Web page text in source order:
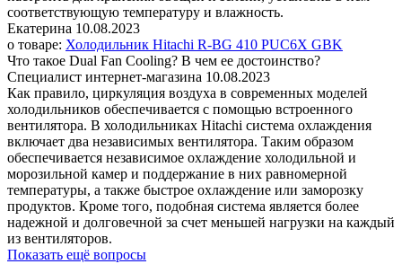
соответствующую температуру и влажность.
Екатерина 10.08.2023
о товаре: Холодильник Hitachi R-BG 410 PUC6X GBK
Что такое Dual Fan Cooling? В чем ее достоинство?
Специалист интернет-магазина 10.08.2023
Как правило, циркуляция воздуха в современных моделей
холодильников обеспечивается с помощью встроенного
вентилятора. В холодильниках Hitachi система охлаждения
включает два независимых вентилятора. Таким образом
обеспечивается независимое охлаждение холодильной и
морозильной камер и поддержание в них равномерной
температуры, а также быстрое охлаждение или заморозку
продуктов. Кроме того, подобная система является более
надежной и долговечной за счет меньшей нагрузки на каждый
из вентиляторов.
Показать ещё вопросы